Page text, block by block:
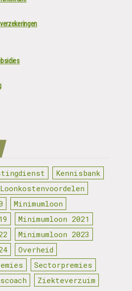
Kennisbank
Loonkostenvoordelen
Minimumloon
Minimumloon 2021
Minimumloon 2023
Overheid
Sectorpremies
Ziekteverzuim